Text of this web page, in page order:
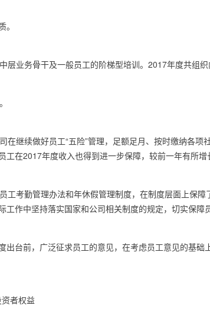
业务骨干及一般员工的阶梯型培训。 2017年度共组
在继续做好员工“五险”管理，足额足月、按时缴纳各
工在2017年度收入也得到进一步保障，较前一年有所增
工考勤管理办法和年休假管理制度，在制度层面上保
作中坚持落实国家和公司相关制度的规定，切实保障
出台前，广泛征求员工的意见，在考虑员工意见的基
者权益